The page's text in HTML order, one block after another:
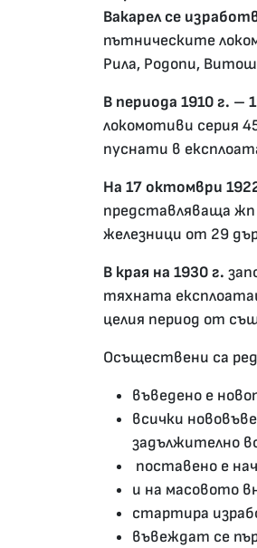
Вакарел се
пътническите
Рила, Родопи,
В периода 1910 г. –
локомотиви серия
пуснати в
На 17 октомври
представляваща жп
железници от 29
В края на 1930 г.
тяхната
целия период от
Осъществени са
въведено е
всички
задължително
поставено е
и на масовото
стартира
въвеждат се